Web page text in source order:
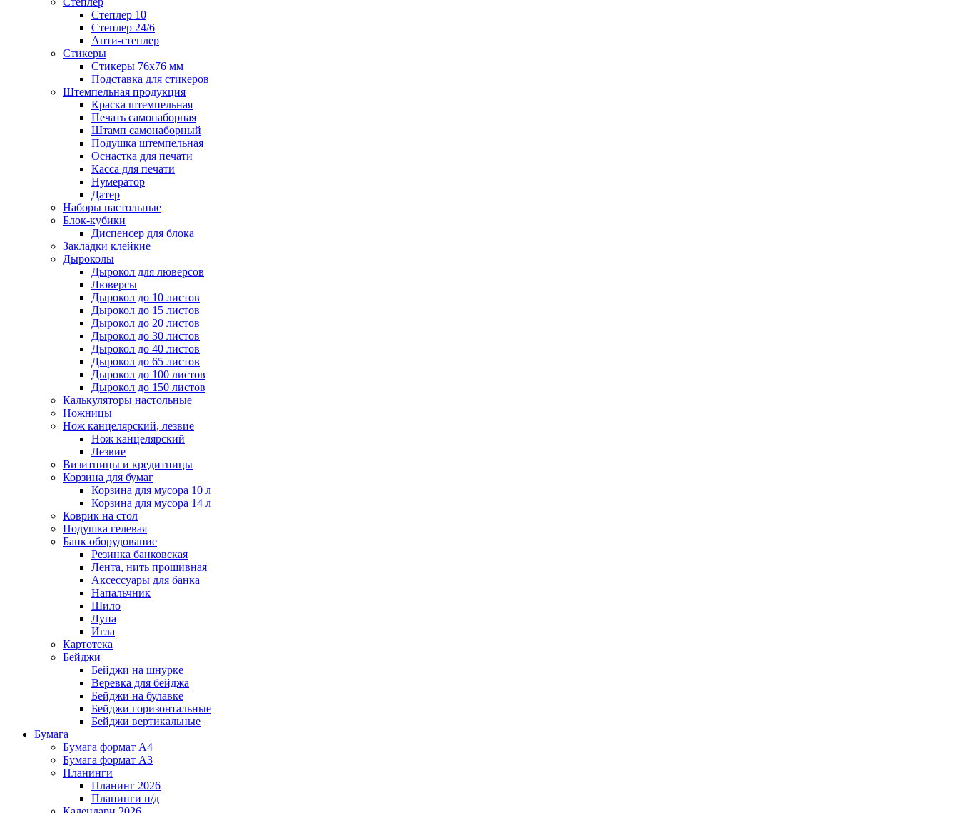
Степлер 10
Степлер 24/6
Анти-степлер
Стикеры
Стикеры 76x76 мм
Подставка для стикеров
Штемпельная продукция
Краска штемпельная
Печать самонаборная
Штамп самонаборный
Подушка штемпельная
Оснастка для печати
Касса для печати
Нумератор
Датер
Наборы настольные
Блок-кубики
Диспенсер для блока
Закладки клейкие
Дыроколы
Дырокол для люверсов
Люверсы
Дырокол до 10 листов
Дырокол до 15 листов
Дырокол до 20 листов
Дырокол до 30 листов
Дырокол до 40 листов
Дырокол до 65 листов
Дырокол до 100 листов
Дырокол до 150 листов
Калькуляторы настольные
Ножницы
Нож канцелярский, лезвие
Нож канцелярский
Лезвие
Визитницы и кредитницы
Корзина для бумаг
Корзина для мусора 10 л
Корзина для мусора 14 л
Коврик на стол
Подушка гелевая
Банк оборудование
Резинка банковская
Лента, нить прошивная
Аксессуары для банка
Напальчник
Шило
Лупа
Игла
Картотека
Бейджи
Бейджи на шнурке
Веревка для бейджа
Бейджи на булавке
Бейджи горизонтальные
Бейджи вертикальные
Бумага
Бумага формат А4
Бумага формат А3
Планинги
Планинг 2026
Планинги н/д